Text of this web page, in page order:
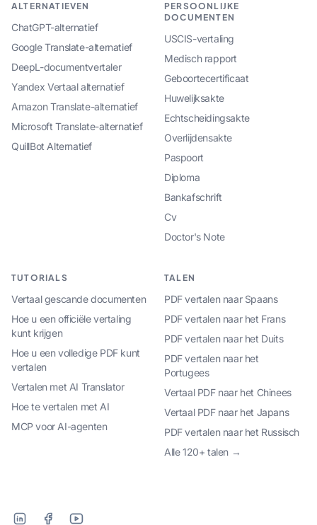
ALTERNATIEVEN
ChatGPT-alternatief
Google Translate-alternatief
DeepL-documentvertaler
Yandex Vertaal alternatief
Amazon Translate-alternatief
Microsoft Translate-alternatief
QuillBot Alternatief
PERSOONLIJKE
DOCUMENTEN
USCIS-vertaling
Medisch rapport
Geboortecertificaat
Huwelijksakte
Echtscheidingsakte
Overlijdensakte
Paspoort
Diploma
Bankafschrift
Cv
Doctor's Note
TUTORIALS
Vertaal gescande documenten
Hoe u een officiële vertaling
kunt krijgen
Hoe u een volledige PDF kunt
vertalen
Vertalen met AI Translator
Hoe te vertalen met AI
MCP voor AI-agenten
TALEN
PDF vertalen naar Spaans
PDF vertalen naar het Frans
PDF vertalen naar het Duits
PDF vertalen naar het
Portugees
Vertaal PDF naar het Chinees
Vertaal PDF naar het Japans
PDF vertalen naar het Russisch
Alle 120+ talen →